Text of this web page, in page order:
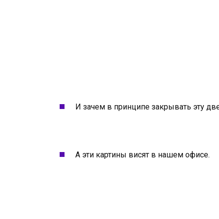
И зачем в принципе закрывать эту
А эти картины висят в нашем офисе.